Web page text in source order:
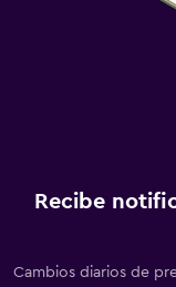
Recibe
Cambios diarios de